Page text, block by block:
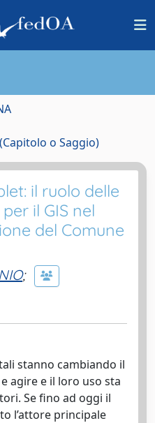
o Saggio)
il ruolo delle
il GIS nel
del Comune
;
stanno cambiando il
agire e il loro uso sta
Se fino ad oggi il
l’attore principale